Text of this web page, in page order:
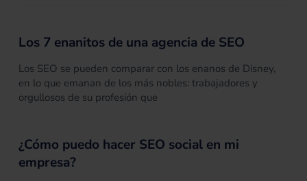
Los 7 enanitos de una agencia de SEO
Los SEO se pueden comparar con los enanos de Disney,
en lo que emanan de los más nobles: trabajadores y
orgullosos de su profesión que
¿Cómo puedo hacer SEO social en mi
empresa?